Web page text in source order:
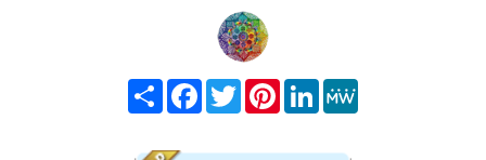
Share FacebookTwitterPinterest
LinkedIn